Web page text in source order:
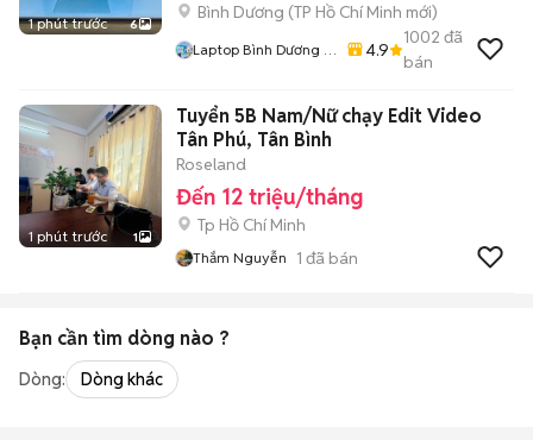
1 phút trước 6
Bình Dương (TP Hồ Chí Minh mới)
Laptop Bình Dương (
4.9
1002 đã
bán
1 phút trước 1
Tuyển 5B Nam/Nữ chạy Edit Video
Tân Phú, Tân Bình
Roseland
Đến 12 triệu/tháng
Tp Hồ Chí Minh
Thắm Nguyễn 1 đã bán
Bạn cần tìm dòng nào ?
Dòng: Dòng khác